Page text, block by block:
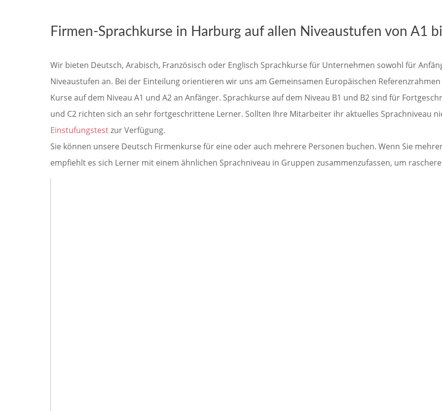
Firmen-Sprachkurse in Harburg auf allen Niveaustufen von A1
Wir bieten Deutsch, Arabisch, Französisch oder Englisch Sprachkurse für Unternehmen sowohl für
Niveaustufen an. Bei der Einteilung orientieren wir uns am Gemeinsamen Europäischen
Kurse auf dem Niveau A1 und A2 an Anfänger. Sprachkurse auf dem Niveau B1 und B2 sind für
und C2 richten sich an sehr fortgeschrittene Lerner. Sollten Ihre Mitarbeiter ihr aktuelles Sprachniveau
Einstufungstestzur Verfügung.
Sie können unsere Deutsch Firmenkurse für eine oder auch mehrere Personen buchen. Wenn Sie
empfiehlt es sich Lerner mit einem ähnlichen Sprachniveau in Gruppen zusammenzufassen, um